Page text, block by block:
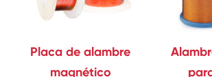
Placa de alambre
magnético